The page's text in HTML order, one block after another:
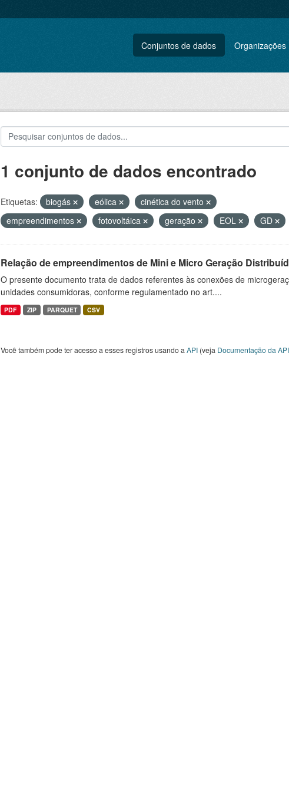
Conjuntos de dados Organizações
1 conjunto de dados encontrado
Etiquetas: biogás eólica
cinética do vento
empreendimentos
fotovoltáica geração EOL GD
Relação de empreendimentos de Mini e Micro Geração
O presente documento trata de dados referentes às conexões de
unidades consumidoras, conforme regulamentado no art....
PDF ZIP PARQUET CSV
Você também pode ter acesso a esses registros usando a API(veja Documentação da API